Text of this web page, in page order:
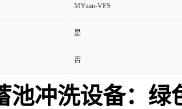
MYuan-VFS
是
否
池冲洗设备：绿